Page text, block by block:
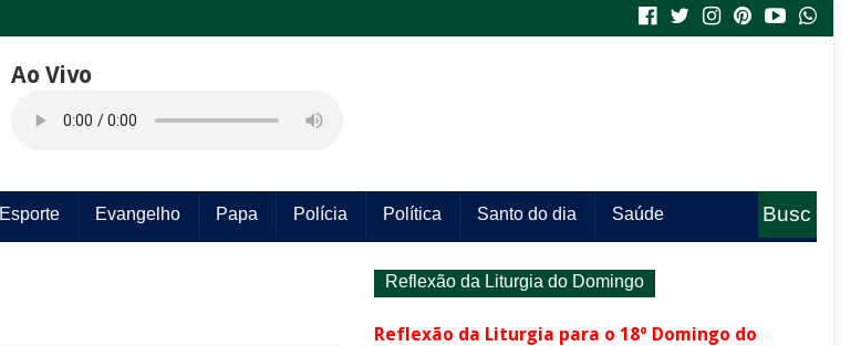
Ao Vivo
Esporte Evangelho Papa Polícia Política Santo do dia Saúde
Busc
Reflexão da Liturgia do Domingo
Reflexão da Liturgia para o 18º Domingo do